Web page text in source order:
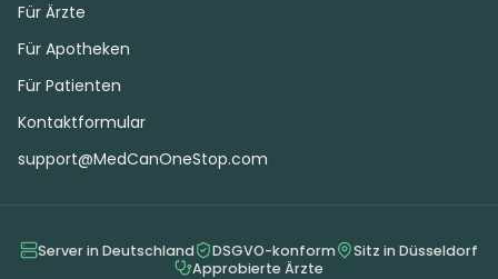
Für Ärzte
Für Apotheken
Für Patienten
Kontaktformular
support@MedCanOneStop.com
Server in Deutschland DSGVO-konform
Sitz in Düsseldorf
Approbierte Ärzte